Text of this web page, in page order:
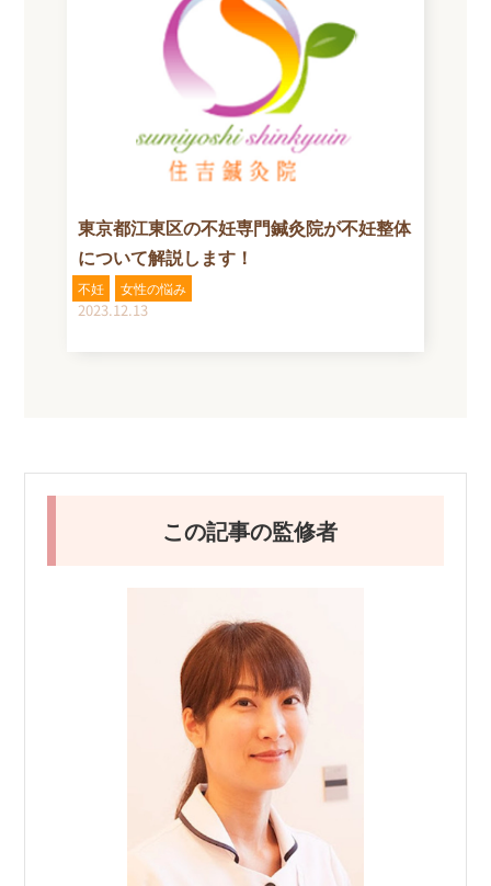
東京都江東区の不妊専門鍼灸院が不妊整体
について解説します！
不妊 女性の悩み
2023.12.13
この記事の監修者